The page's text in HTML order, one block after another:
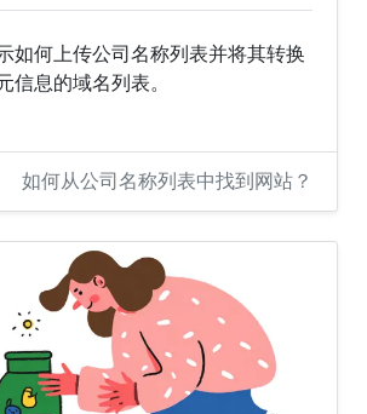
如何上传公司名称列表并将其转换
信息的域名列表。
如何从公司名称列表中找到网站？